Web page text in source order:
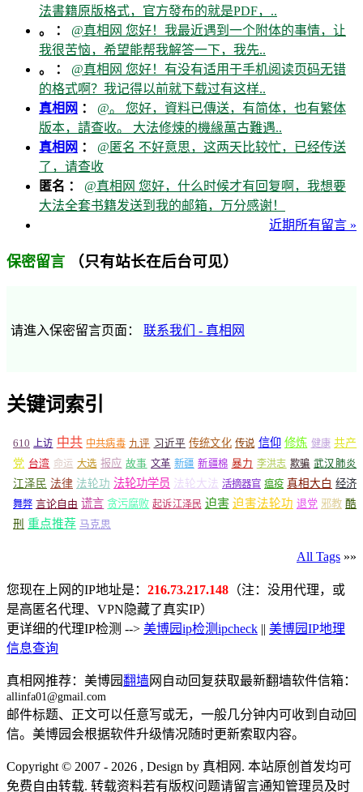
法書籍原版格式，官方發布的就是PDF，..
。 ： @真相网 您好！我最近遇到一个附体的事情，让
我很苦恼，希望能帮我解答一下，我先..
。 ： @真相网 您好！有没有适用于手机阅读页码无错
的格式啊？我记得以前就下载过有这样..
真相网 ： @。 您好，資料已傳送，有简体，也有繁体
版本，請查收。 大法修煉的機緣萬古難遇..
真相网 ： @匿名 不好意思，这两天比较忙，已经传送
了，请查收
匿名 ： @真相网 您好，什么时候才有回复啊，我想要
大法全套书籍发送到我的邮箱，万分感谢！
近期所有留言 »
保密留言 （只有站长在后台可见）
请進入保密留言页面： 联系我们 - 真相网
关键词索引
610 上访 中共 中共病毒 九评 习近平 传统文化 传说 信仰 修炼 健康 共产
党 台湾 命运 大选 报应 故事 文革 新疆 新疆棉 暴力 李洪志 欺骗 武汉肺炎
江泽民 法律 法轮功 法轮功学员 法轮大法 活摘器官 瘟疫 真相大白 经济
舞弊 言论自由 谎言 贪污腐败 起诉江泽民 迫害 迫害法轮功 退党 邪教 酷
刑 重点推荐 马克思
All Tags »»
您现在上网的IP地址是： 216.73.217.148 （注：没用代理，或
是高匿名代理、VPN隐藏了真实IP）
更详细的代理IP检测 --> 美博园ip检测ipcheck || 美博园IP地理
信息查询
真相网推荐：美博园翻墙网自动回复获取最新翻墙软件信箱：
allinfa01@gmail.com
邮件标题、正文可以任意写或无，一般几分钟内可收到自动回
信。美博园会根据软件升级情况随时更新索取内容。
Copyright © 2007 - 2026 , Design by 真相网. 本站原创首发均可
免费自由转载. 转载资料若有版权问题请留言通知管理员及时